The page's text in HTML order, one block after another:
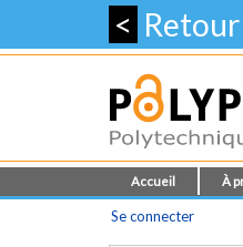
<
Accueil À
Se connecter